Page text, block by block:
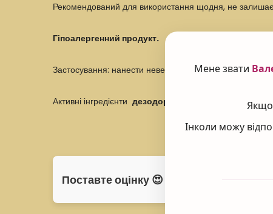
Рекомендований для використання щодня, не залишає
Гіпоалергенний продукт.
Застосування: нанести невелику кількість засобу на
Активні інгредієнти дезодорант-крему :
Поставте оцінку 😍
Мене звати
Якщо
Інколи можу